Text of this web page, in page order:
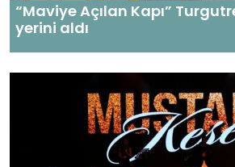
“Maviye Açılan Kapı”
yerini aldı